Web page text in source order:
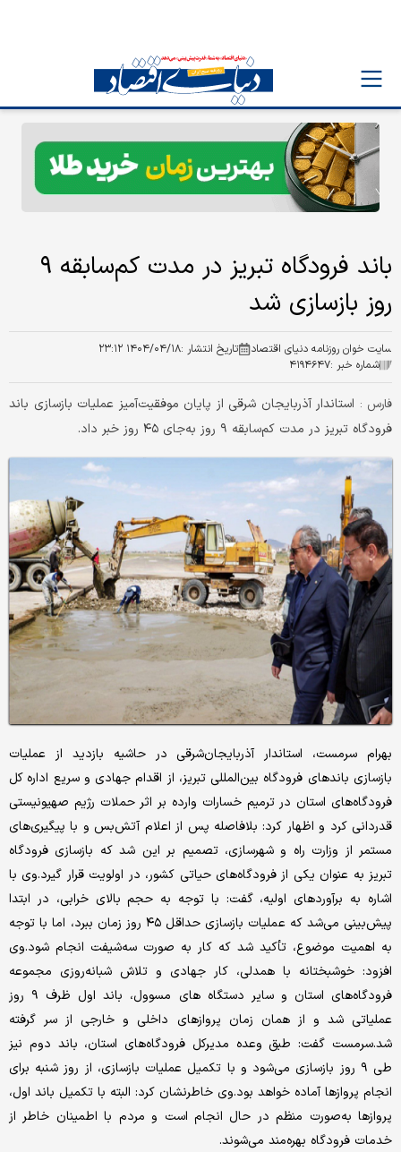
باند فرودگاه تبریز در مدت کم‌سابقه ۹
روز بازسازی شد
سایت خوان روزنامه دنیای اقتصاد تاریخ انتشار :۱۴۰۴/۰۴/۱۸ ۲۳:۱۲
شماره خبر :۴۱۹۴۶۴۷
فارس : استاندار آذربایجان شرقی از پایان موفقیت‌آمیز عملیات بازسازی باند
فرودگاه تبریز در مدت کم‌سابقه ۹ روز به‌جای ۴۵ روز خبر داد.
بهرام سرمست، استاندار آذربایجان‌شرقی در حاشیه بازدید از عملیات
بازسازی باندهای فرودگاه بین‌المللی تبریز، از اقدام جهادی و سریع اداره کل
فرودگاه‌های استان در ترمیم خسارات وارده بر اثر حملات رژیم صهیونیستی
قدردانی کرد و اظهار کرد: بلافاصله پس از اعلام آتش‌بس و با پیگیری‌های
مستمر از وزارت راه و شهرسازی، تصمیم بر این شد که بازسازی فرودگاه
تبریز به عنوان یکی از فرودگاه‌های حیاتی کشور، در اولویت قرار گیرد.وی با
اشاره به برآوردهای اولیه، گفت: با توجه به حجم بالای خرابی، در ابتدا
پیش‌بینی می‌شد که عملیات بازسازی حداقل ۴۵ روز زمان ببرد، اما با توجه
به اهمیت موضوع، تأکید شد که کار به صورت سه‌شیفت انجام شود.وی
افزود: خوشبختانه با همدلی، کار جهادی و تلاش شبانه‌روزی مجموعه
فرودگاه‌های استان و سایر دستگاه های مسوول، باند اول ظرف ۹ روز
عملیاتی شد و از همان زمان پروازهای داخلی و خارجی از سر گرفته
شد.سرمست گفت: طبق وعده مدیرکل فرودگاه‌های استان، باند دوم نیز
طی ۹ روز بازسازی می‌شود و با تکمیل عملیات بازسازی، از روز شنبه برای
انجام پروازها آماده خواهد بود.وی خاطرنشان کرد: البته با تکمیل باند اول،
پروازها به‌صورت منظم در حال انجام است و مردم با اطمینان خاطر از
خدمات فرودگاه بهره‌مند می‌شوند.